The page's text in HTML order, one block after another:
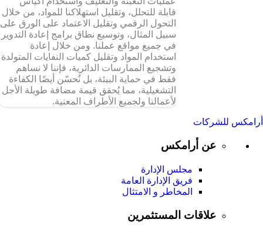
قابلة للتحلل، وتقليل استهلاكنا للمواد، من خلال
التحول الرقمي وتقليل الاعتماد على الورق على
سبيل المثال، وتوسيع نطاق برامج إعادة التدوير
في جميع مواقع عملنا. ومن خلال إعادة
استخدام المواد وتقليل كميات النفايات المتولدة
وتشجيع الممارسات الدائرية، فإننا لا نساهم
فقط في حماية البيئة، بل نُحسّن أيضًا الكفاءة
التشغيلية، مما يُحقق قيمة مضافة طويلة الأجل
لأعمالنا ولجميع الأطراف المعنية.
أرامكس للشركات
عن أرامكس
مجلس الإدارة
فريق الإدارة العامة
المخاطر و الامتثال
علاقات المستثمرين